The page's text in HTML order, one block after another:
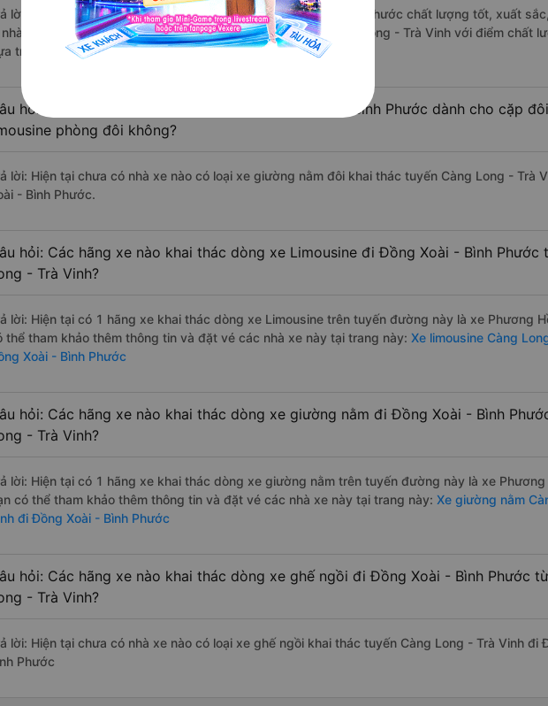
lời: Những hãng xe đi Càng Long - Trà Vinh Đồng Xoài - Bình Phước chất lượng tốt, xuất
nhà xe Phương Hồng Linh đi Đồng Xoài - Bình Phước từ Càng Long - Trà Vinh với điểm chất
trên 715 đánh giá của khách hàng).
hỏi: Có loại xe Càng Long - Trà Vinh Đồng Xoài - Bình Phước dành cho cặp
phòng đôi không?
lời: Hiện tại chưa có nhà xe nào có loại xe giường nằm đôi khai thác tuyến Càng Long - Trà
- Bình Phước.
hỏi: Các hãng xe nào khai thác dòng xe Limousine đi Đồng Xoài - Bình Phước
- Trà Vinh?
lời: Hiện tại có 1 hãng xe khai thác dòng xe Limousine trên tuyến đường này là xe Phương
thể tham khảo thêm thông tin và đặt vé các nhà xe này tại trang này: Xe limousine Càng
Xoài - Bình Phước
hỏi: Các hãng xe nào khai thác dòng xe giường nằm đi Đồng Xoài - Bình
- Trà Vinh?
lời: Hiện tại có 1 hãng xe khai thác dòng xe giường nằm trên tuyến đường này là xe Phương
có thể tham khảo thêm thông tin và đặt vé các nhà xe này tại trang này: Xe giường nằm
đi Đồng Xoài - Bình Phước
hỏi: Các hãng xe nào khai thác dòng xe ghế ngồi đi Đồng Xoài - Bình Phước
- Trà Vinh?
lời: Hiện tại chưa có nhà xe nào có loại xe ghế ngồi khai thác tuyến Càng Long - Trà Vinh đi
Phước